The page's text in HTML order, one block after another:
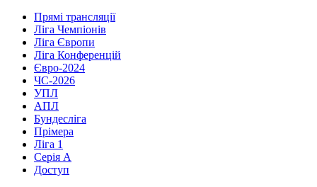
Прямі трансляції
Ліга Чемпіонів
Ліга Європи
Ліга Конференцій
Євро-2024
ЧС-2026
УПЛ
АПЛ
Бундесліга
Прімера
Ліга 1
Серія А
Доступ